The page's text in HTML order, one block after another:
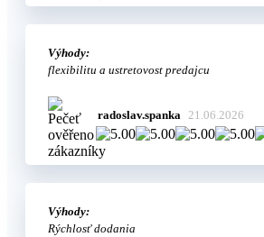
Výhody:
flexibilitu a ustretovost predajcu
radoslav.spanka 21.06.2026
Výhody:
Rýchlosť dodania